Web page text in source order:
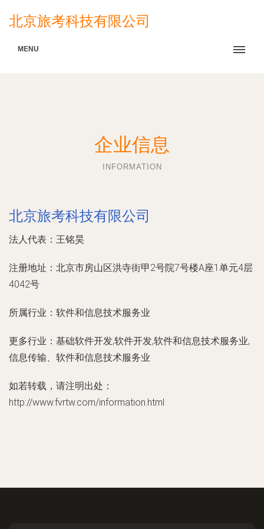
北京旅考科技有限公司
MENU
企业信息
INFORMATION
北京旅考科技有限公司
法人代表： 王铭昊
注册地址： 北京市房山区洪寺街甲2号院7号楼A座1单元4层
4042号
所属行业： 软件和信息技术服务业
更多行业： 基础软件开发,软件开发,软件和信息技术服务业,
信息传输、软件和信息技术服务业
如若转载，请注明出处：
http://www.fvrtw.com/information.html